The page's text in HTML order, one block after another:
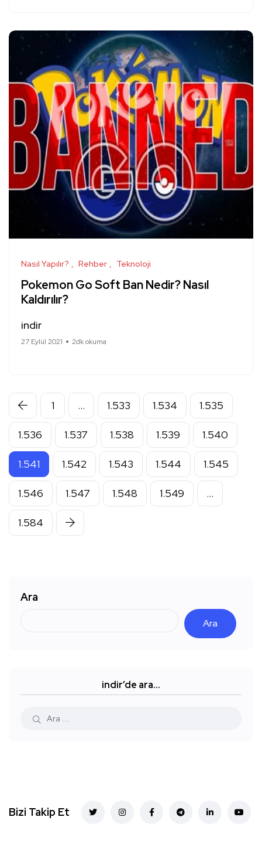
Nasıl Yapılır? Rehber Teknoloji
Pokemon Go Soft Ban Nedir? Nasıl
Kaldırılır?
indir
27 Eylül 2021 2dk okuma
1 … 1.533 1.534 1.535
1.536 1.537 1.538 1.539 1.540
1.541 1.542 1.543 1.544 1.545
1.546 1.547 1.548 1.549 …
1.584
Ara
Ara
indir’de ara…
Bizi Takip Et